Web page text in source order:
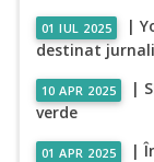
01 IUL 2025
|
destinat
10 APR 2025
|
verde
01 APR 2025
|